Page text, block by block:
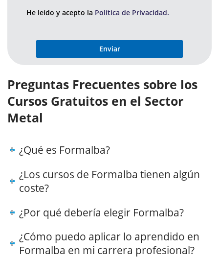
He leído y acepto la Política de Privacidad.
Preguntas Frecuentes sobre los
Cursos Gratuitos en el Sector
Metal
¿Qué es Formalba?
¿Los cursos de Formalba tienen algún
coste?
¿Por qué debería elegir Formalba?
¿Cómo puedo aplicar lo aprendido en
Formalba en mi carrera profesional?